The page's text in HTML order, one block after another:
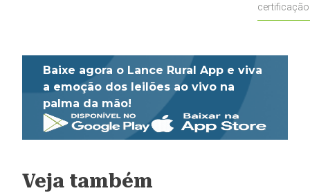
Baixe agora o Lance Rural App e viva
a emoção dos leilões ao vivo na
palma da mão!
Veja também